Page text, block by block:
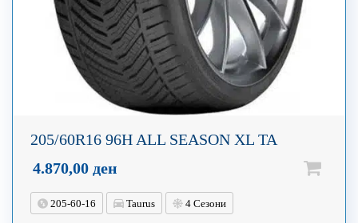
205/60R16 96H ALL SEASON XL TA
4.870,00 ден
205-60-16 Taurus 4 Сезони